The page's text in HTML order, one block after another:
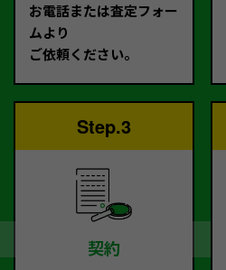
お電話または査定フォー
ムより
ご依頼ください。
Step.3
契約